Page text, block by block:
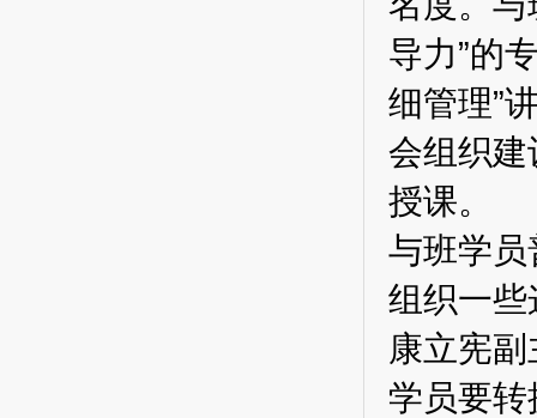
导力”的
细管理”
会组织建
授课。
与班学
组织一
康立宪
学员要